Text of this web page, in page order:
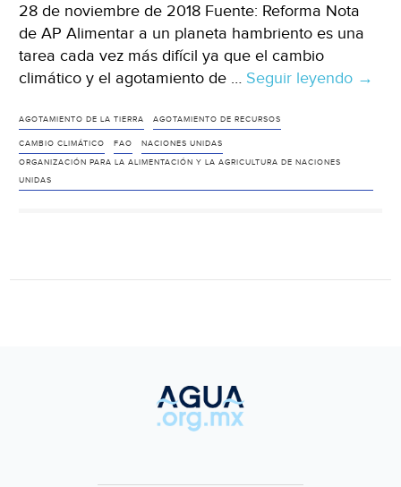
28 de noviembre de 2018 Fuente: Reforma Nota
de AP Alimentar a un planeta hambriento es una
tarea cada vez más difícil ya que el cambio
climático y el agotamiento de … Seguir leyendo
en
→
AGOTAMIENTO DE LA TIERRA AGOTAMIENTO DE RECURSOS
CAMBIO CLIMÁTICO FAO
NACIONES UNIDAS
ORGANIZACIÓN PARA LA ALIMENTACIÓN Y LA AGRICULTURA DE NACIONES
UNIDAS